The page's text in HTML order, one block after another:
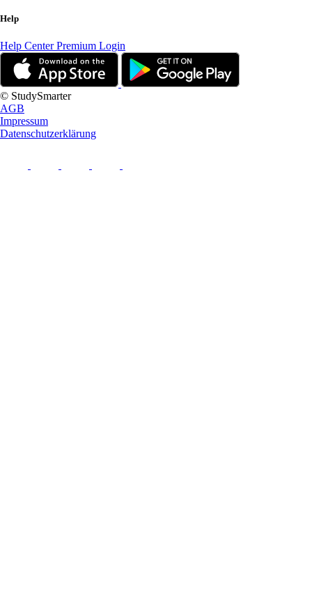
Help
Help CenterPremium Login
© StudySmarter
AGB
Impressum
Datenschutzerklärung